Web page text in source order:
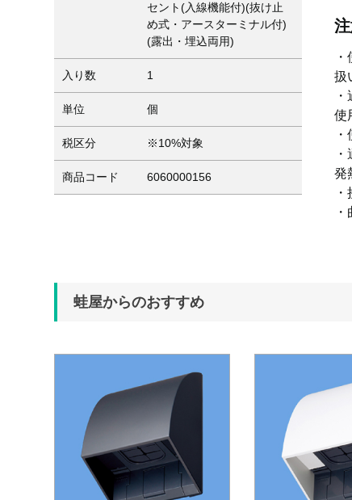
セント(入線機能付)(抜け止
め式・アースターミナル付)
(露出・埋込両用)
入り数 1
単位 個
税区分 ※10%対象
商品コード 6060000156
扱
使
発
蛙屋からのおすすめ